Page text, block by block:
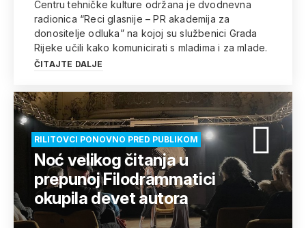
Centru tehničke kulture održana je dvodnevna
radionica “Reci glasnije – PR akademija za
donositelje odluka” na kojoj su službenici Grada
Rijeke učili kako komunicirati s mladima i za mlade.
ČITAJTE DALJE
RILITOVCI PONOVNO PRED PUBLIKOM
Noć velikog čitanja u
prepunoj Filodrammatici
okupila devet autora